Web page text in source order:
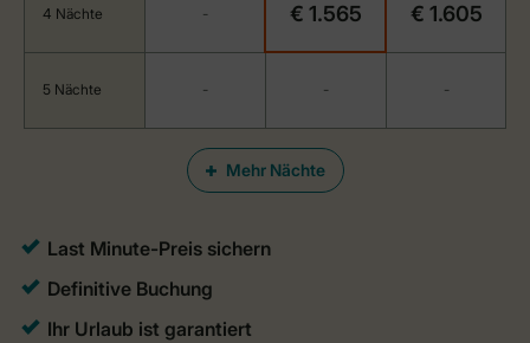
Mehr Nächte
4 Nächte - € 1.565 € 1.605
5 Nächte - - -